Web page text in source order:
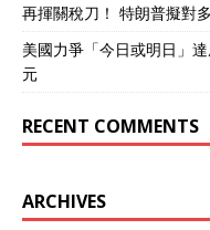
再揮關稅刀！ 特朗普擬對
美國力爭「今日或明日」
元
RECENT COMMENTS
ARCHIVES